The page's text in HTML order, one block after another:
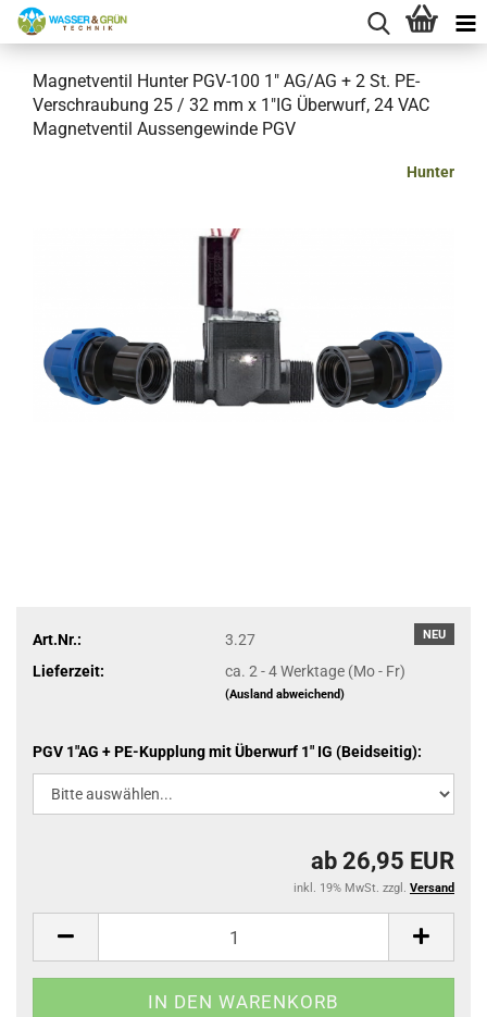
Magnetventil Hunter PGV-100 1" AG/AG + 2 St. PE-
Verschraubung 25 / 32 mm x 1"IG Überwurf, 24 VAC
Magnetventil Aussengewinde PGV
Hunter
NEU
Art.Nr.:
3.27
Lieferzeit:
ca. 2 - 4 Werktage (Mo - Fr)
(Ausland abweichend)
PGV 1"AG + PE-Kupplung mit Überwurf 1" IG (Beidseitig):
ab 26,95 EUR
inkl. 19% MwSt. zzgl. Versand